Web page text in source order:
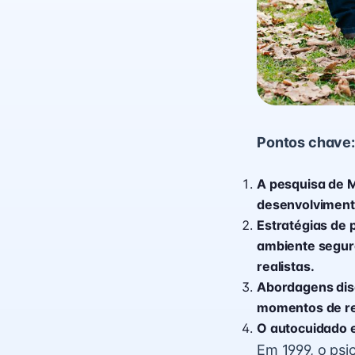
Pontos chave:
A pesquisa de
Estratégias de
ambiente
realistas.
Abordagens
momentos de
O autocuidado
Em 1999, o